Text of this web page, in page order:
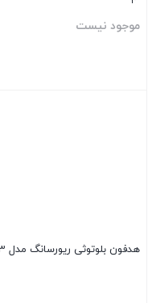
موجود نیست
هدفون بلوتوثی ریورسانگ مدل Airfly M2 EA233